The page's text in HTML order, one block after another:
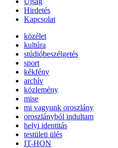
Hirdetés
Kapcsolat
közélet
kultúra
stúdióbeszélgetés
sport
kékfény
archív
közlemény
mise
mi vagyunk oroszlány
oroszlányból indultam
helyi identitás
testületi ülés
IT-HON